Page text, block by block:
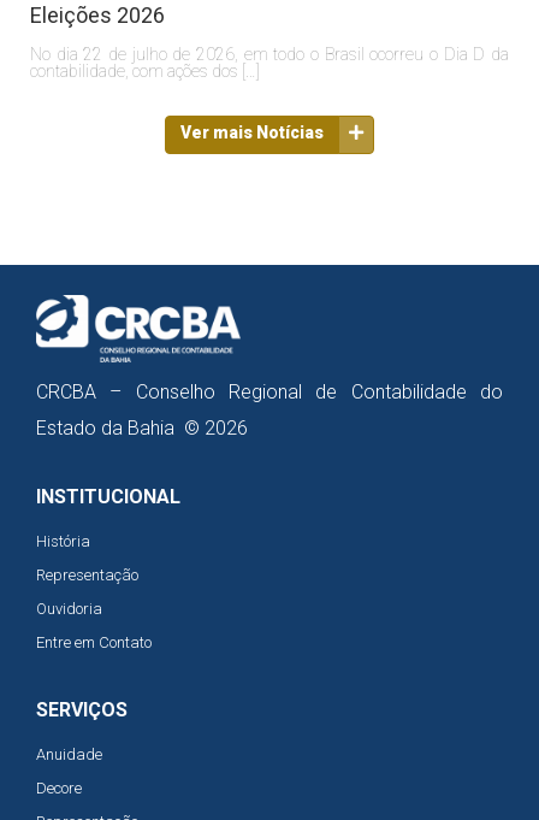
Eleições 2026
No dia 22 de julho de 2026, em todo o Brasil ocorreu o Dia D da
contabilidade, com ações dos […]
Ver mais Notícias
CRCBA – Conselho Regional de Contabilidade do
Estado da Bahia © 2026
INSTITUCIONAL
História
Representação
Ouvidoria
Entre em Contato
SERVIÇOS
Anuidade
Decore